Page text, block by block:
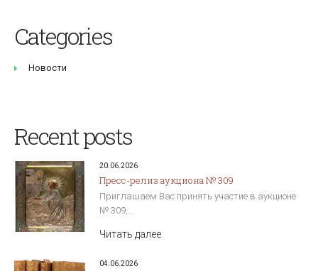
Categories
Новости
Recent posts
20.06.2026
Пресс-релиз аукциона № 309
Приглашаем Вас принять участие в аукционе
№ 309,…
Читать далее
04.06.2026